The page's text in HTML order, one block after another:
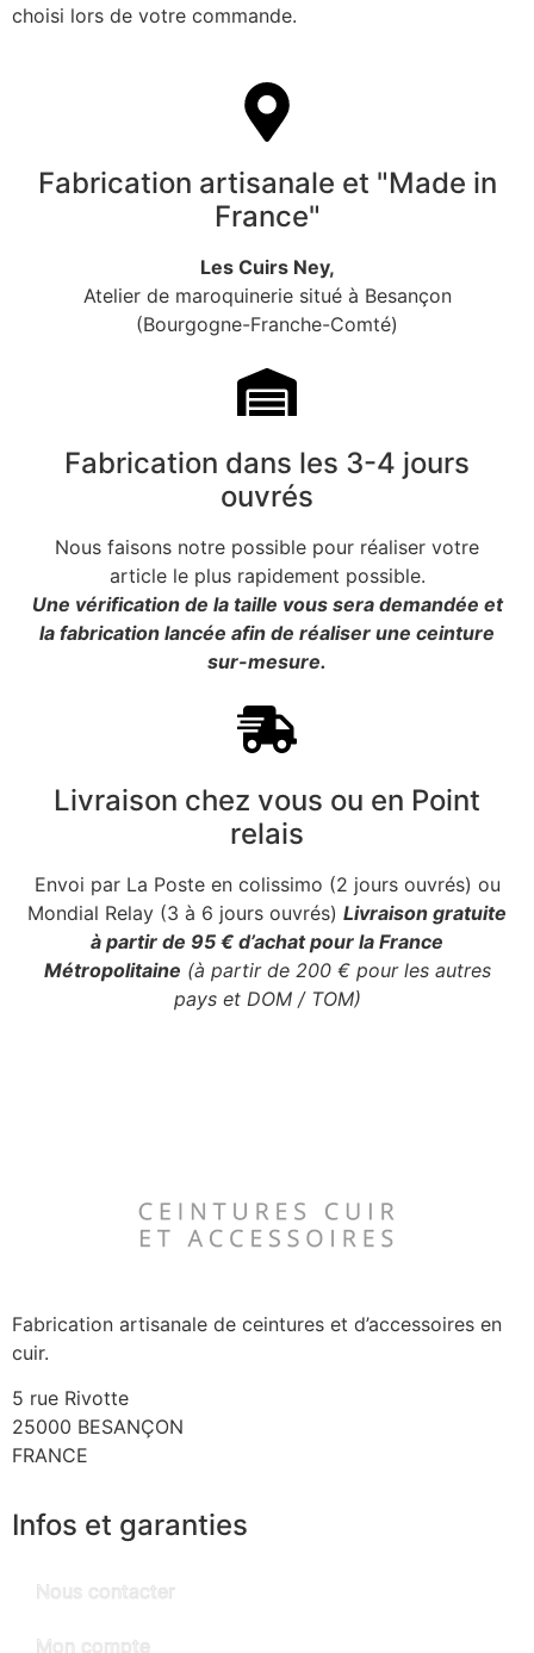
choisi lors de votre commande.
Fabrication artisanale et "Made in
France"
Les Cuirs Ney,
Atelier de maroquinerie situé à Besançon
(Bourgogne-Franche-Comté)
Fabrication dans les 3-4 jours
ouvrés
Nous faisons notre possible pour réaliser votre
article le plus rapidement possible.
Une vérification de la taille vous sera demandée et
la fabrication lancée afin de réaliser une ceinture
sur-mesure.
Livraison chez vous ou en Point
relais
Envoi par La Poste en colissimo (2 jours ouvrés) ou
Mondial Relay (3 à 6 jours ouvrés) Livraison gratuite
à partir de 95 € d’achat pour la France
Métropolitaine (à partir de 200 € pour les autres
pays et DOM / TOM)
Fabrication artisanale de ceintures et d’accessoires en
cuir.
5 rue Rivotte
25000 BESANÇON
FRANCE
Infos et garanties
Nous contacter
Mon compte